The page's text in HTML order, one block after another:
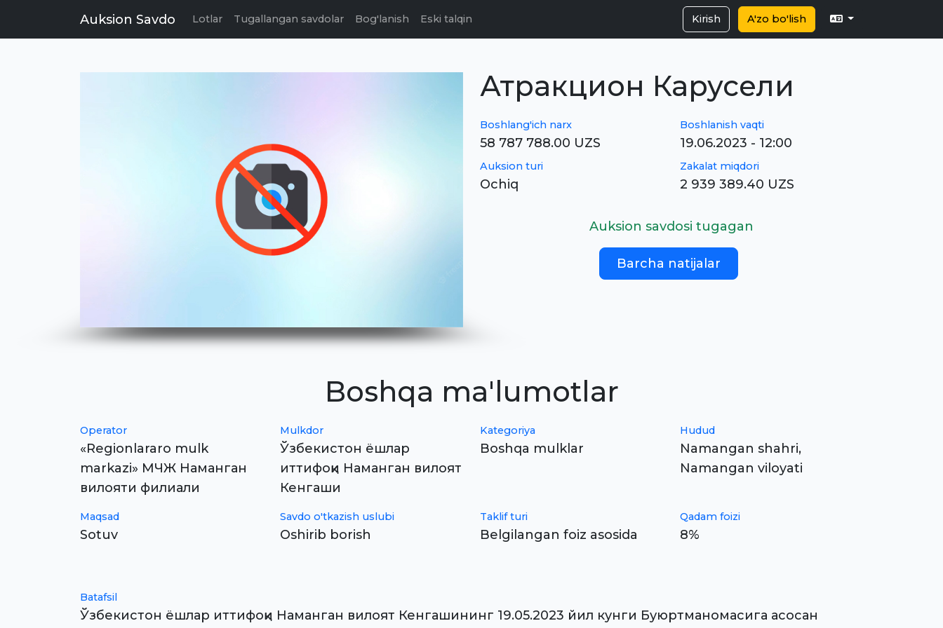
Auksion Savdo Lotlar Tugallangan savdolar Bog'lanish Eski talqin Kirish A'zo bo'lish
Атракцион Карусели
Boshlang'ich narx
58 787 788.00 UZS
Boshlanish vaqti
19.06.2023 - 12:00
Auksion turi
Ochiq
Zakalat miqdori
2 939 389.40 UZS
Auksion savdosi tugagan
Barcha natijalar
Boshqa ma'lumotlar
Operator
«Regionlararo mulk
markazi» МЧЖ Наманган
вилояти филиали
Mulkdor
Ўзбекистон ёшлар
иттифоқи Наманган вилоят
Кенгаши
Kategoriya
Boshqa mulklar
Hudud
Namangan shahri,
Namangan viloyati
Maqsad
Sotuv
Savdo o'tkazish uslubi
Oshirib borish
Taklif turi
Belgilangan foiz asosida
Qadam foizi
8%
Batafsil
Ўзбекистон ёшлар иттифоқи Наманган вилоят Кенгашининг 19.05.2023 йил кунги Буюртманомасига асосан